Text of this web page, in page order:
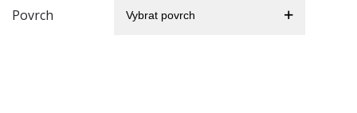
Povrch Vybrat povrch